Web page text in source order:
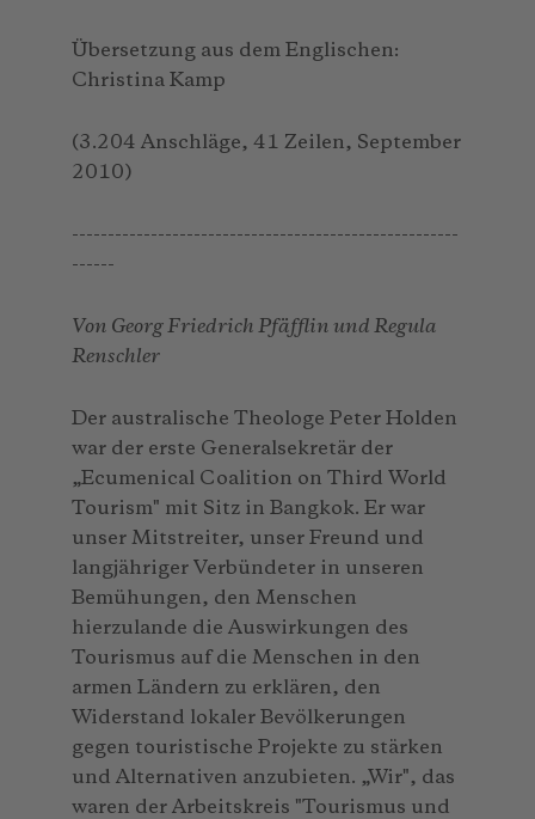
Übersetzung aus dem Englischen:
Christina Kamp
(3.204 Anschläge, 41 Zeilen, September
2010)
------------------------------------------------------
------
Von Georg Friedrich Pfäfflin und Regula
Renschler
Der australische Theologe Peter Holden
war der erste Generalsekretär der
„Ecumenical Coalition on Third World
Tourism" mit Sitz in Bangkok. Er war
unser Mitstreiter, unser Freund und
langjähriger Verbündeter in unseren
Bemühungen, den Menschen
hierzulande die Auswirkungen des
Tourismus auf die Menschen in den
armen Ländern zu erklären, den
Widerstand lokaler Bevölkerungen
gegen touristische Projekte zu stärken
und Alternativen anzubieten. „Wir", das
waren der Arbeitskreis "Tourismus und